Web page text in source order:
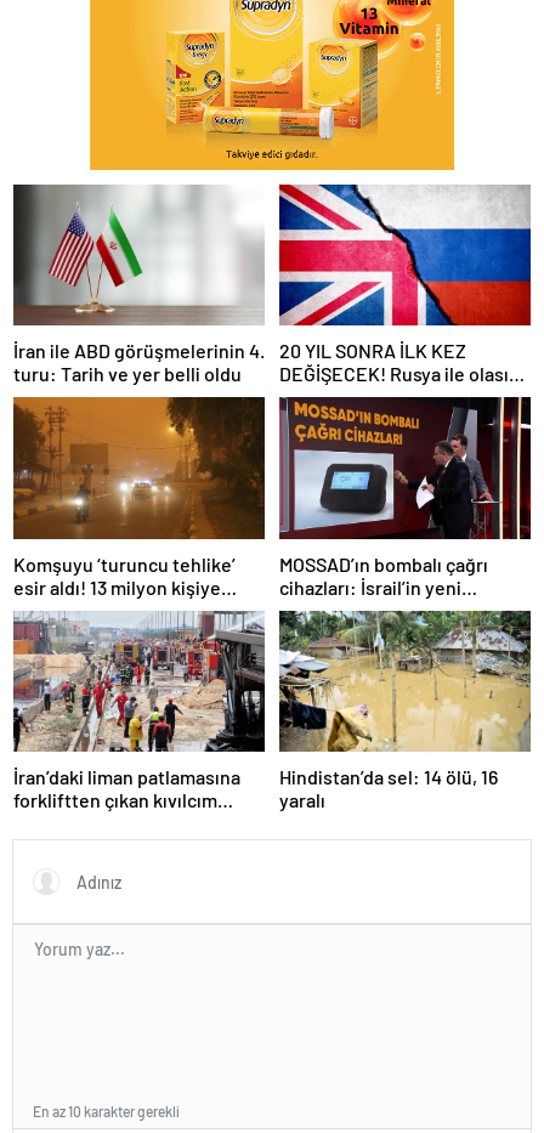
İran ile ABD görüşmelerinin 4.
turu: Tarih ve yer belli oldu
20 YIL SONRA İLK KEZ
DEĞİŞECEK! Rusya ile olası
savaş… İngiltere’nin gizli
planı güncelleniyor!
Komşuyu ‘turuncu tehlike’
esir aldı! 13 milyon kişiye
“evde kalın” uyarısı…
MOSSAD’ın bombalı çağrı
cihazları: İsrail’in yeni
suikastını MİT önledi
İran’daki liman patlamasına
forkliftten çıkan kıvılcım
Hindistan’da sel: 14 ölü, 16
yaralı
En az 10 karakter gerekli